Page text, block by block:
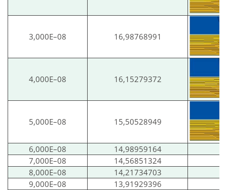
3,000E–08 16,98768991
4,000E–08 16,15279372
5,000E–08 15,50528949
6,000E–08
14,98959164
7,000E–08
14,56851324
8,000E–08
14,21734703
9,000E–08
13,91929396